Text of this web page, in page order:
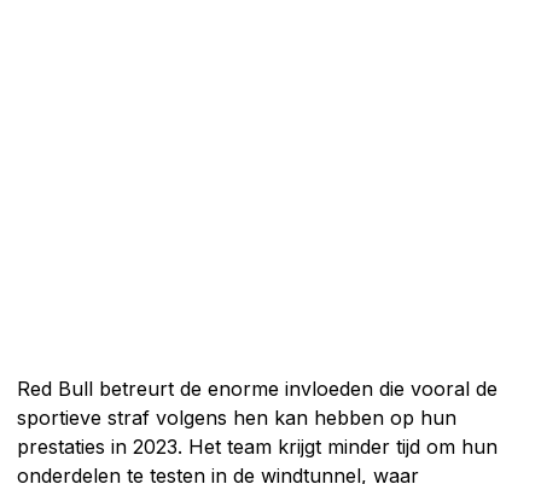
Red Bull betreurt de enorme invloeden die vooral de
sportieve straf volgens hen kan hebben op hun
prestaties in 2023. Het team krijgt minder tijd om hun
onderdelen te testen in de windtunnel, waar